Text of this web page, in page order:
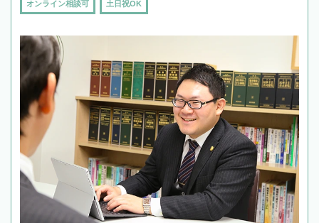
オンライン相談可 土日祝OK